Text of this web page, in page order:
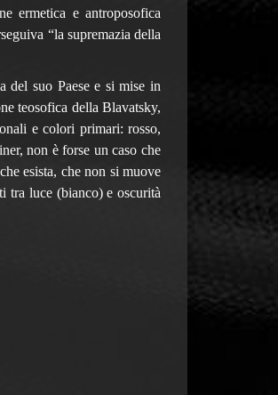
ermetica e antroposofica
“la supremazia della
del suo Paese e si mise in
teosofica della Blavatsky,
e colori primari: rosso,
non è forse un caso che
esista, che non si muove
tra luce (bianco) e oscurità